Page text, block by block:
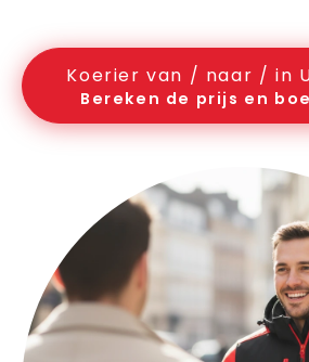
Koerier van / naar / in
Bereken de prijs en